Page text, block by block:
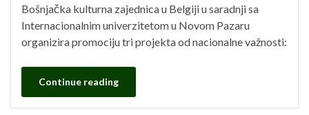
Bošnjačka kulturna zajednica u Belgiji u saradnji sa
Internacionalnim univerzitetom u Novom Pazaru
organizira promociju tri projekta od nacionalne važnosti:
Continue reading